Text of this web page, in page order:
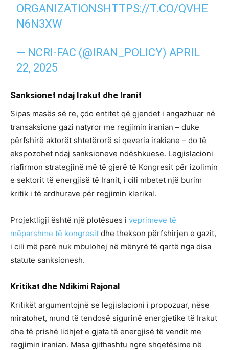
ORGANIZATIONSHTTPS://T.CO/QVHE
N6N3XW
— NCRI-FAC (@IRAN_POLICY)APRIL
22, 2025
Sanksionet ndaj Irakut dhe Iranit
Sipas masës së re, çdo entitet që gjendet i angazhuar në
transaksione gazi natyror me regjimin iranian – duke
përfshirë aktorët shtetërorë si qeveria irakiane – do të
ekspozohet ndaj sanksioneve ndëshkuese. Legjislacioni
riafirmon strategjinë më të gjerë të Kongresit për izolimin
e sektorit të energjisë të Iranit, i cili mbetet një burim
kritik i të ardhurave për regjimin klerikal.
Projektligji është një plotësues i veprimeve të
mëparshme të kongresit dhe thekson përfshirjen e gazit,
i cili më parë nuk mbulohej në mënyrë të qartë nga disa
statute sanksionesh.
Kritikat dhe Ndikimi Rajonal
Kritikët argumentojnë se legjislacioni i propozuar, nëse
miratohet, mund të tendosë sigurinë energjetike të Irakut
dhe të prishë lidhjet e gjata të energjisë të vendit me
regjimin iranian. Masa gjithashtu ngre shqetësime në